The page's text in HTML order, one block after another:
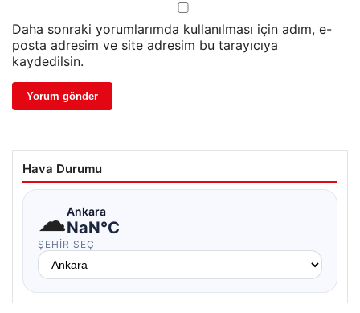
Daha sonraki yorumlarımda kullanılması için adım, e-
posta adresim ve site adresim bu tarayıcıya
kaydedilsin.
Hava Durumu
☁Ankara
NaN°C
ŞEHIR SEÇ